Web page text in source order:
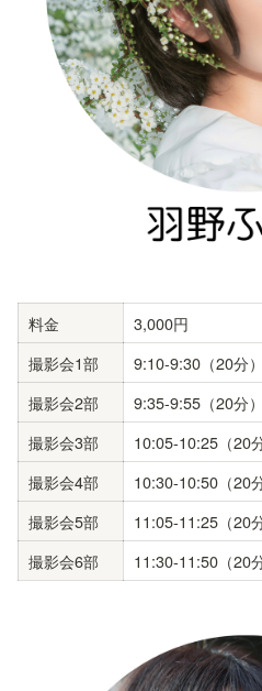
料金
3,000円
撮影会1部
9:10-9:30（20分）
撮影会2部
9:35-9:55（20分）
撮影会3部
10:05-10:25（20分
撮影会4部
10:30-10:50（20分
撮影会5部
11:05-11:25（20分
撮影会6部
11:30-11:50（20分